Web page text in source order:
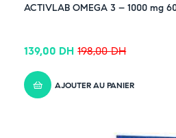
ACTIVLAB OMEGA 3 – 1000 mg
198,00DH
139,00 DH
AJOUTER AU PANIER